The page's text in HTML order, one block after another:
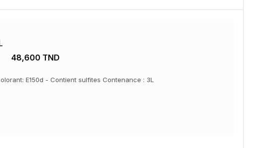
48,600 TND
E150d - Contient sulfites Contenance : 3L